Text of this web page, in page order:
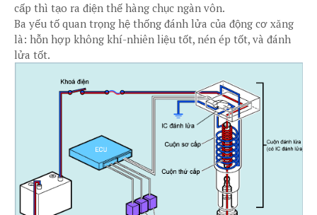
cấp thì tạo ra điện thế hàng chục ngàn vôn.
Ba yếu tố quan trọng hệ thống đánh lửa của động cơ xăng
là: hỗn hợp không khí-nhiên liệu tốt, nén ép tốt, và đánh
lửa tốt.